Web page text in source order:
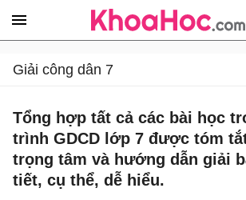
Giải công dân 7
Tổng hợp tất cả các bài học
trình GDCD lớp 7 được tóm
trọng tâm và hướng dẫn giải
tiết, cụ thể, dễ hiểu.